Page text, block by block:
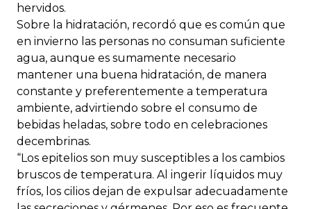
hervidos.
Sobre la hidratación, recordó que es común que
en invierno las personas no consuman suficiente
agua, aunque es sumamente necesario
mantener una buena hidratación, de manera
constante y preferentemente a temperatura
ambiente, advirtiendo sobre el consumo de
bebidas heladas, sobre todo en celebraciones
decembrinas.
“Los epitelios son muy susceptibles a los cambios
bruscos de temperatura. Al ingerir líquidos muy
fríos, los cilios dejan de expulsar adecuadamente